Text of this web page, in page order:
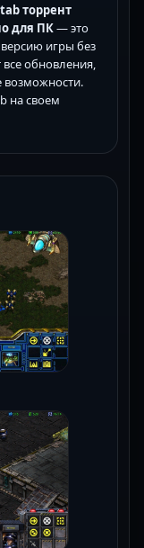
торрент
для ПК— это
игры без
обновления,
на своем